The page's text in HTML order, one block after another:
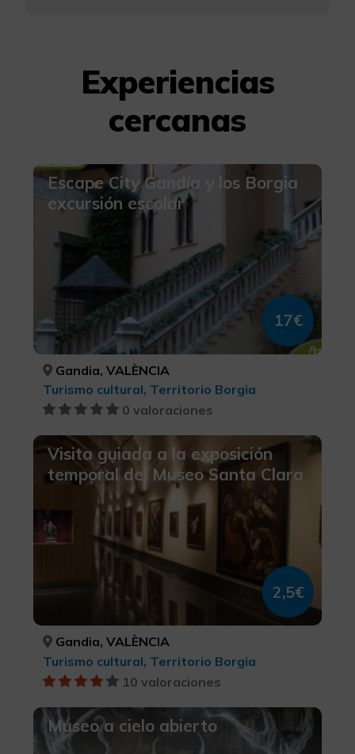
Experiencias
cercanas
Escape City Gandía y los Borgia
excursión escolar
17€
Gandia, VALÈNCIA
Turismo cultural, Territorio Borgia
0 valoraciones
Visita guiada a la exposición
temporal del Museo Santa Clara
2,5€
Gandia, VALÈNCIA
Turismo cultural, Territorio Borgia
10 valoraciones
Museo a cielo abierto